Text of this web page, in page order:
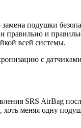
подушки
правильно и
всей системы.
с
SRS AirBag
хоть меняя одну